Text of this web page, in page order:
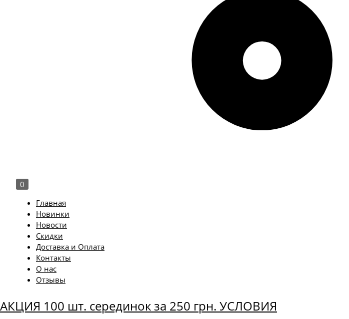
0
Главная
Новинки
Новости
Скидки
Доставка и Оплата
Контакты
О нас
Отзывы
АКЦИЯ 100 шт. серединок за 250 грн. УСЛОВИЯ